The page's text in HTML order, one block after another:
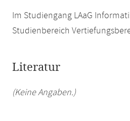
Im Studiengang LAaG
Studienbereich
Literatur
(Keine Angaben.)